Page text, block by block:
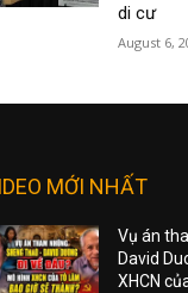
di cư
August 6,
MỚI NHẤT
Vụ án
David
XHCN